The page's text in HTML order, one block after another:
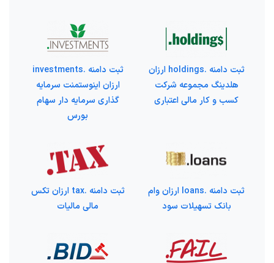
ثبت دامنه .holdings ارزان
هلدینگ مجموعه شرکت
کسب و کار مالی اعتباری
ثبت دامنه .investments
ارزان اینوستمنت سرمایه
گذاری سرمایه دار سهام
بورس
ثبت دامنه .loans ارزان وام
بانک تسهیلات سود
ثبت دامنه .tax ارزان تکس
مالی مالیات